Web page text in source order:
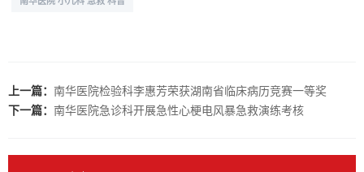
上一篇： 南华医院检验科李惠芳荣获湖南省临床病历竞赛一等奖
下一篇： 南华医院急诊科开展急性心梗电风暴急救演练考核